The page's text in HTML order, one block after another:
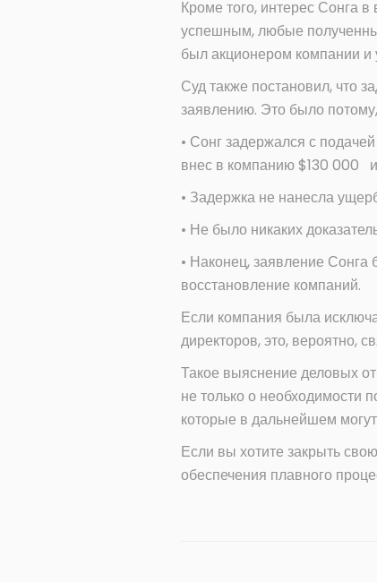
Кроме того, интерес Сонга
успешным, любые
был акционером компании и
Суд также постановил, что
заявлению. Это было
• Сонг задержался с
внес в компанию $130 000 и
• Задержка не нанесла
• Не было никаких
• Наконец, заявление
восстановление компаний.
Если компания была
директоров, это, вероятно,
Такое выяснение деловых
не только о необходимости
которые в дальнейшем
Если вы хотите закрыть
обеспечения плавного